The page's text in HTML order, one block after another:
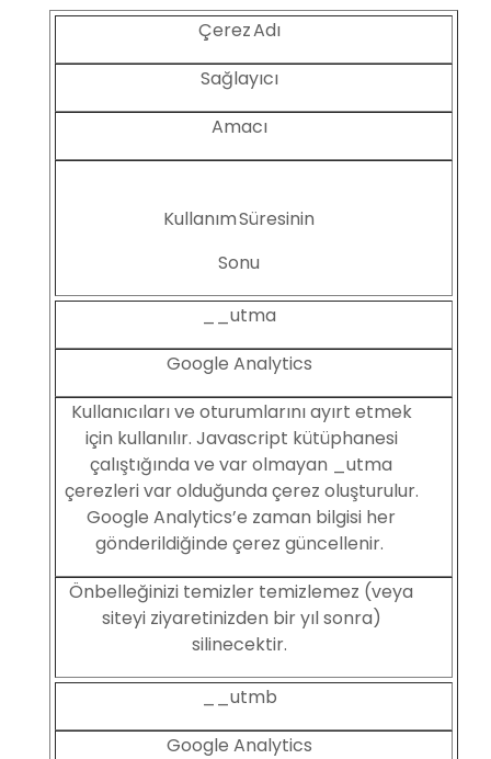
Çerez Adı
Sağlayıcı
Amacı
Kullanım Süresinin
Sonu
__utma
Google Analytics
Kullanıcıları ve oturumlarını ayırt etmek
için kullanılır. Javascript kütüphanesi
çalıştığında ve var olmayan _utma
çerezleri var olduğunda çerez oluşturulur.
Google Analytics’e zaman bilgisi her
gönderildiğinde çerez güncellenir.
Önbelleğinizi temizler temizlemez (veya
siteyi ziyaretinizden bir yıl sonra)
silinecektir.
__utmb
Google Analytics